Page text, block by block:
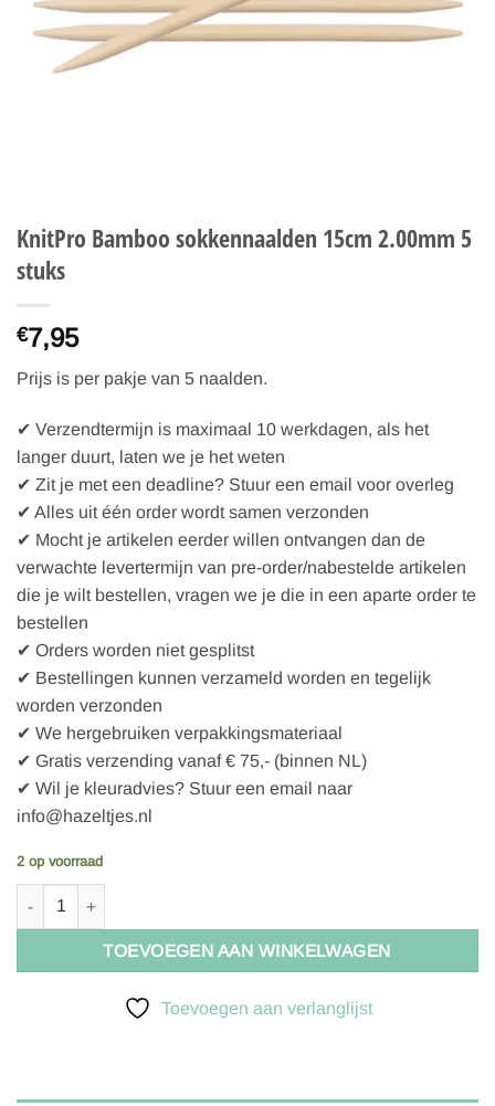
KnitPro Bamboo sokkennaalden 15cm 2.00mm 5
stuks
€7,95
Prijs is per pakje van 5 naalden.
✔ Verzendtermijn is maximaal 10 werkdagen, als het
langer duurt, laten we je het weten
✔ Zit je met een deadline? Stuur een email voor overleg
✔ Alles uit één order wordt samen verzonden
✔ Mocht je artikelen eerder willen ontvangen dan de
verwachte levertermijn van pre-order/nabestelde artikelen
die je wilt bestellen, vragen we je die in een aparte order te
bestellen
✔ Orders worden niet gesplitst
✔ Bestellingen kunnen verzameld worden en tegelijk
worden verzonden
✔ We hergebruiken verpakkingsmateriaal
✔ Gratis verzending vanaf € 75,- (binnen NL)
✔ Wil je kleuradvies? Stuur een email naar
info@hazeltjes.nl
2 op voorraad
KnitPro Bamboo sokkennaalden 15cm 2.00mm 5 stuks aantal
TOEVOEGEN AAN WINKELWAGEN
Toevoegen aan verlanglijst